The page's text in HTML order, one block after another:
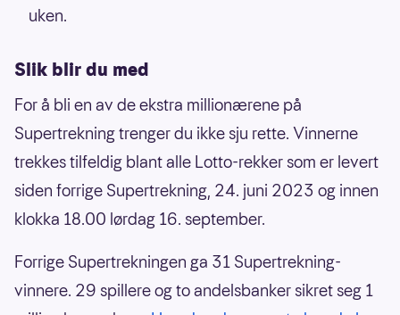
uken.
Slik blir du med
For å bli en av de ekstra millionærene på
Supertrekning trenger du ikke sju rette. Vinnerne
trekkes tilfeldig blant alle Lotto-rekker som er levert
siden forrige Supertrekning, 24. juni 2023 og innen
klokka 18.00 lørdag 16. september.
Forrige Supertrekningen ga 31 Supertrekning-
vinnere. 29 spillere og to andelsbanker sikret seg 1